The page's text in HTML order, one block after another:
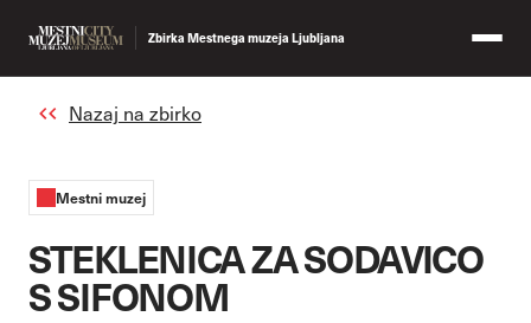
Zbirka Mestnega muzeja Ljubljana
Nazaj na zbirko
Mestni muzej
STEKLENICA ZA SODAVICO
S SIFONOM